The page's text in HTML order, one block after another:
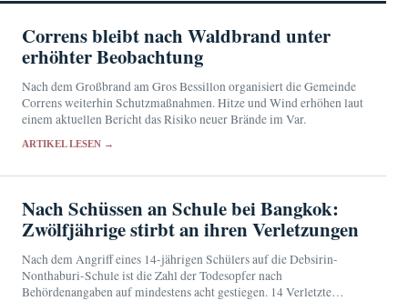
Correns bleibt nach Waldbrand unter
erhöhter Beobachtung
Nach dem Großbrand am Gros Bessillon organisiert die Gemeinde
Correns weiterhin Schutzmaßnahmen. Hitze und Wind erhöhen laut
einem aktuellen Bericht das Risiko neuer Brände im Var.
ARTIKEL LESEN →
Nach Schüssen an Schule bei Bangkok:
Zwölfjährige stirbt an ihren Verletzungen
Nach dem Angriff eines 14-jährigen Schülers auf die Debsirin-
Nonthaburi-Schule ist die Zahl der Todesopfer nach
Behördenangaben auf mindestens acht gestiegen. 14 Verletzte